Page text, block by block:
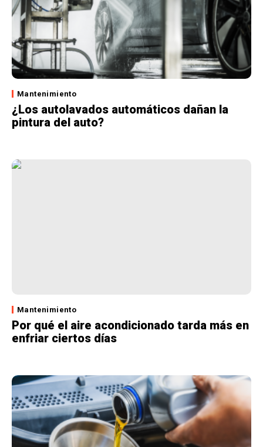
Mantenimiento
¿Los autolavados automáticos dañan la
pintura del auto?
Mantenimiento
Por qué el aire acondicionado tarda más en
enfriar ciertos días